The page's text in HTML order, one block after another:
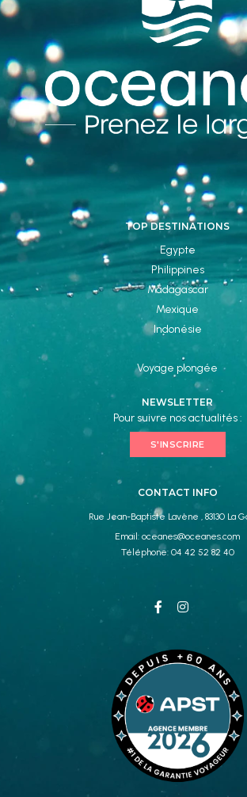
TOP DESTINATIONS
Egypte
Philippines
Madagascar
Mexique
Indonésie
Voyage plongée
NEWSLETTER
Pour suivre nos actualités :
S'INSCRIRE
CONTACT INFO
Rue Jean-Baptiste Lavène , 83130 La
Email: oceanes@oceanes.com
Téléphone: 04 42 52 82 40